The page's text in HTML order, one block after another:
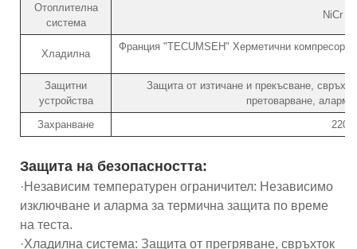
Отоплителна
система
NiCr
Хладилна
Франция "TECUMSEH" Херметични
Защитни
устройства
Защита от изтичане и прекъсване,
претоварване,
Захранване
Защита на безопасността:
·Независим температурен ограничител: Независимо
изключване и аларма за термична защита по време
на теста.
·Хладилна система: Защита от прегряване, свръхток